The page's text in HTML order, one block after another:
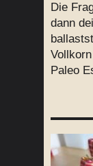
Die
dann
Paleo